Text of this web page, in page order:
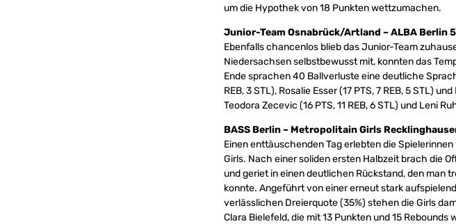
um die Hypothek von 18 Punkten wettzumachen.
Junior-Team Osnabrück/Artland – ALBA Berlin
Ebenfalls chancenlos blieb das Junior-Team
Niedersachsen selbstbewusst mit, konnten das
Ende sprachen 40 Ballverluste eine deutliche
REB, 3 STL), Rosalie Esser (17 PTS, 7 REB, 5 STL)
Teodora Zecevic (16 PTS, 11 REB, 6 STL) und Leni
BASS Berlin – Metropolitain Girls
Einen enttäuschenden Tag erlebten die
Girls. Nach einer soliden ersten Halbzeit brach die
und geriet in einen deutlichen Rückstand, den man
konnte. Angeführt von einer erneut stark
verlässlichen Dreierquote (35%) stehen die Girls
Clara Bielefeld, die mit 13 Punkten und 15